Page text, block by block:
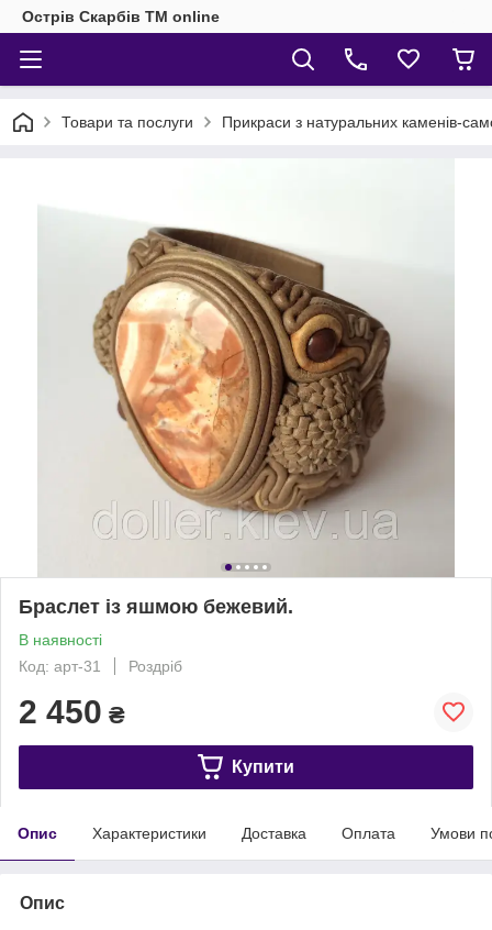
Острів Скарбів TM online
Товари та послуги Прикраси з натуральних каменів-
Браслет із яшмою бежевий.
В наявності
Код: арт-31
Роздріб
2 450 ₴
Купити
Опис Характеристики Доставка Оплата Умови
Опис